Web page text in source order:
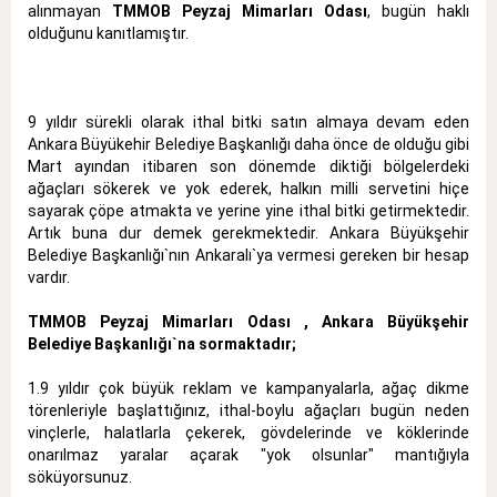
alınmayan TMMOB Peyzaj Mimarları Odası, bugün haklı
olduğunu kanıtlamıştır.
9 yıldır sürekli olarak ithal bitki satın almaya devam eden
Ankara Büyükehir Belediye Başkanlığı daha önce de olduğu gibi
Mart ayından itibaren son dönemde diktiği bölgelerdeki
ağaçları sökerek ve yok ederek, halkın milli servetini hiçe
sayarak çöpe atmakta ve yerine yine ithal bitki getirmektedir.
Artık buna dur demek gerekmektedir. Ankara Büyükşehir
Belediye Başkanlığı`nın Ankaralı`ya vermesi gereken bir hesap
vardır.
TMMOB Peyzaj Mimarları Odası , Ankara Büyükşehir
Belediye Başkanlığı`na sormaktadır;
1.9 yıldır çok büyük reklam ve kampanyalarla, ağaç dikme
törenleriyle başlattığınız, ithal-boylu ağaçları bugün neden
vinçlerle, halatlarla çekerek, gövdelerinde ve köklerinde
onarılmaz yaralar açarak "yok olsunlar" mantığıyla
söküyorsunuz.